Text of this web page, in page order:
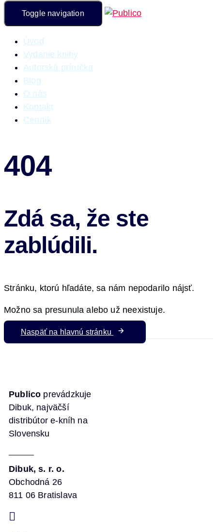
Toggle navigation
Úvod
Vydanie knihy
Autorská príručka
Blog
O nás
Kontakt
Cenník
404
Zdá sa, že ste
zablúdili.
Stránku, ktorú hľadáte, sa nám nepodarilo nájsť.
Možno sa presunula alebo už neexistuje.
Naspäť na hlavnú stránku
Publico prevádzkuje
Dibuk, najväčší
distribútor e-kníh na
Slovensku
Dibuk, s. r. o.
Obchodná 26
811 06 Bratislava